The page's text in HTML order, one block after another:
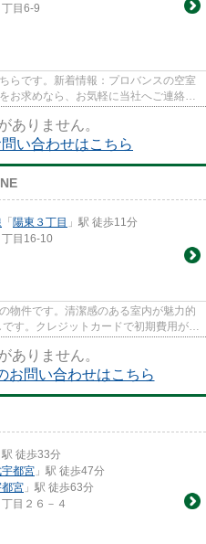
丁目6-9
らです。新着情報：プロバンスの空室
お求めなら、お気軽に当社へご連絡下
ありません。
い合わせはこちら
「陽東３丁目 」駅 徒歩11分
丁目16-10
物件です。清潔感のある室内が魅力的
す。クレジットカードで初期費用がお
ありません。
問い合わせはこちら
駅 徒歩33分
都宮 」駅 徒歩47分
宮 」駅 徒歩63分
丁目２６－４